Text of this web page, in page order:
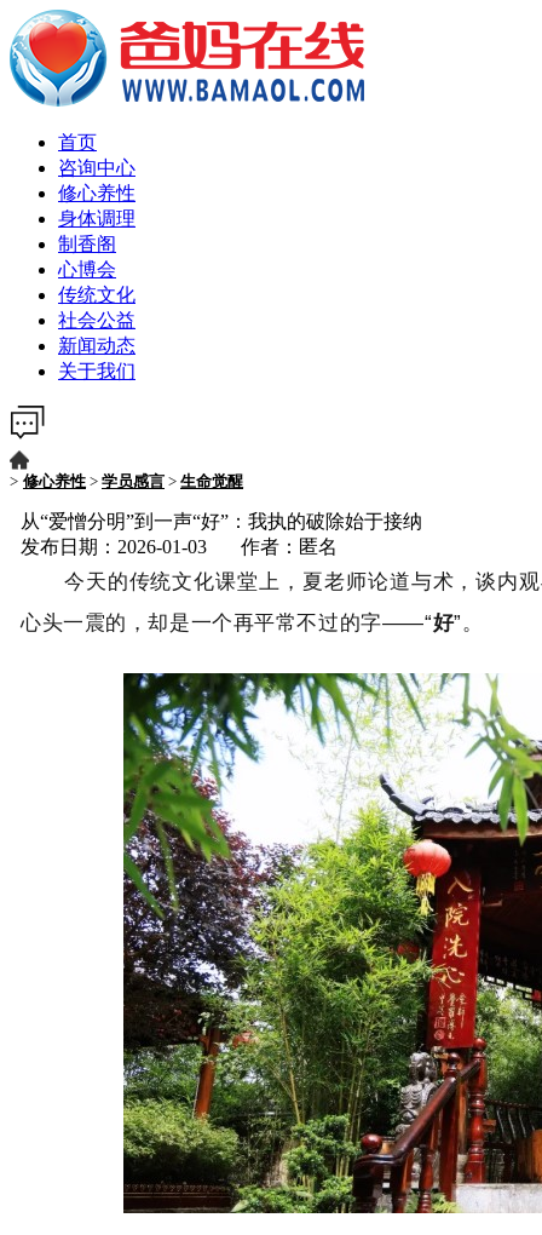
首页
咨询中心
修心养性
身体调理
制香阁
心博会
传统文化
社会公益
新闻动态
关于我们
> 修心养性 > 学员感言 > 生命觉醒
从“爱憎分明”到一声“好”：我执的破除始于接纳
发布日期：2026-01-03 作者：匿名
今天的传统文化课堂上，夏老师论道与术，谈内观
心头一震的，却是一个再平常不过的字——“好”。